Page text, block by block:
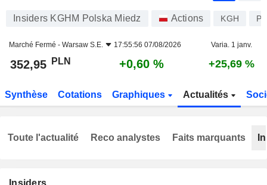
Insiders KGHM Polska Miedz Actions KGH
Marché Fermé - Warsaw S.E. 17:55:56 07/08/2026 Varia. 1 janv.
352,95 PLN +0,60 % +25,69 %
Synthèse Cotations Graphiques Actualités
Insiders
Toute l'actualité Reco analystes Faits marquants